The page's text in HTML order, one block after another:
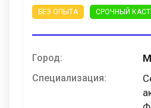
БЕЗ ОПЫТА СРОЧНЫЙ
Город:
Специализация: